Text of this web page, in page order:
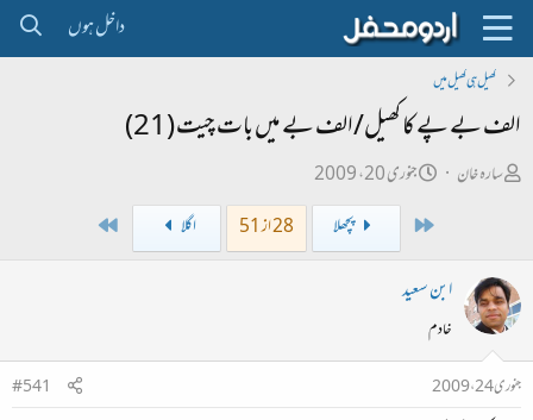
داخل ہوں
کھیل ہی کھیل میں
الف بے پے کا کھیل/الف بے میں بات چیت (21)
ص
ب
ل
ڑ
ی
سارہ خان
ت
ر
جنوری 20، 2009
پچھلا 28 از 51 اگلا
ابن سعید
خادم
جنوری 24، 2009
#541